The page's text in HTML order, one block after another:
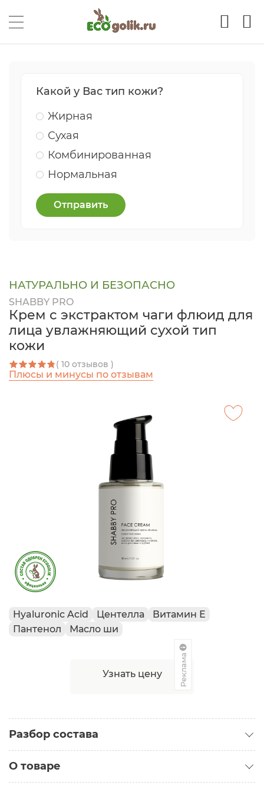
Какой у Вас тип кожи?
Жирная
Сухая
Комбинированная
Нормальная
Отправить
НАТУРАЛЬНО И БЕЗОПАСНО
SHABBY PRO
Крем с экстрактом чаги флюид для
лица увлажняющий сухой тип
кожи
( 10 отзывов )
Плюсы и минусы по отзывам
Hyaluronic Acid Центелла
Витамин Е
Пантенол
Масло ши
Узнать цену Реклама
Разбор состава
О товаре